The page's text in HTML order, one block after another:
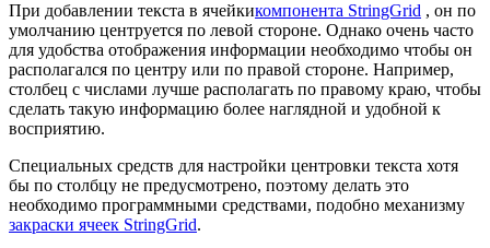
При добавлении текста в ячейкикомпонента StringGrid , он по
умолчанию центруется по левой стороне. Однако очень часто
для удобства отображения информации необходимо чтобы он
располагался по центру или по правой стороне. Например,
столбец с числами лучше располагать по правому краю, чтобы
сделать такую информацию более наглядной и удобной к
восприятию.
Специальных средств для настройки центровки текста хотя
бы по столбцу не предусмотрено, поэтому делать это
необходимо программными средствами, подобно механизму
закраски ячеек StringGrid.